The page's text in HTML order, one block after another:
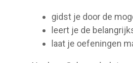
gidst je door de
leert je de
laat je oefeningen